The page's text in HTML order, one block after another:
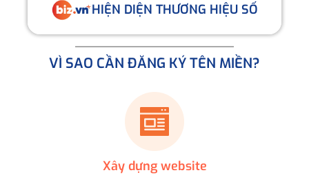
HIỆN DIỆN THƯƠNG HIỆU SỐ
VÌ SAO CẦN ĐĂNG KÝ TÊN MIỀN?
Xây dựng website